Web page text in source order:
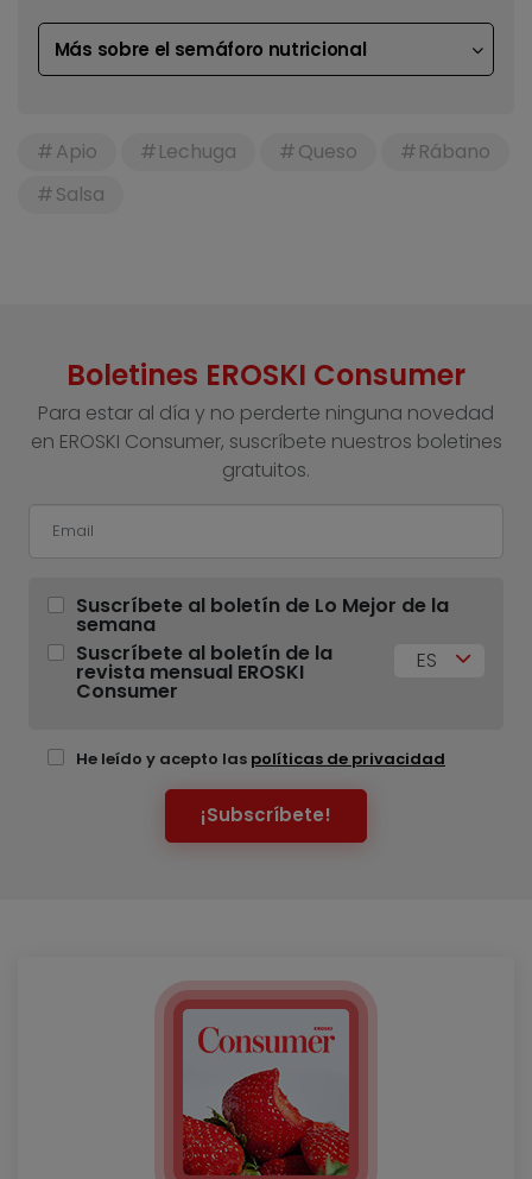
Más sobre el semáforo nutricional
Apio Lechuga Queso
Rábano
Salsa
Boletines EROSKI Consumer
Para estar al día y no perderte ninguna novedad
en EROSKI Consumer, suscríbete nuestros boletines
gratuitos.
Suscríbete al boletín de Lo Mejor de la
semana
Suscríbete al boletín de la
revista mensual EROSKI
Consumer
ES
He leído y acepto las políticas de privacidad
¡Subscríbete!